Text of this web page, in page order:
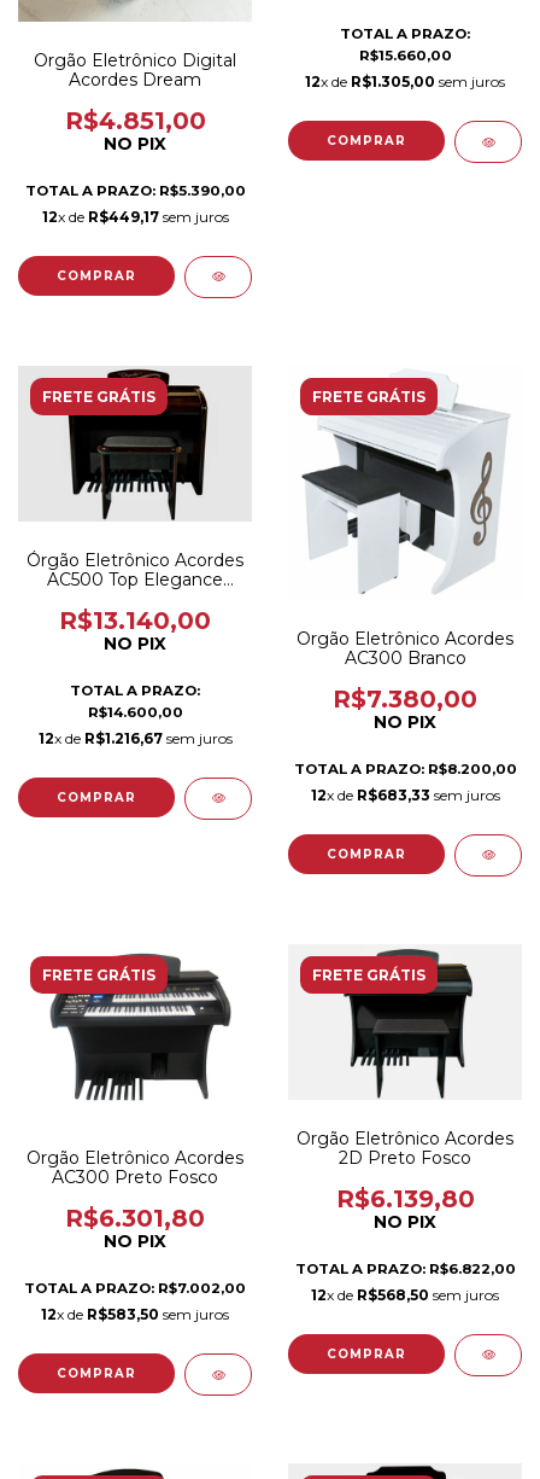
Orgão Eletrônico Digital
Acordes Dream
R$4.851,00
NO PIX
TOTAL A PRAZO: R$5.390,00
12x de R$449,17sem juros
TOTAL A PRAZO:
R$15.660,00
12x de R$1.305,00 sem juros
FRETE GRÁTIS
Órgão Eletrônico Acordes
AC500 Top Elegance
R$13.140,00
NO PIX
TOTAL A PRAZO:
R$14.600,00
12x de R$1.216,67sem juros
FRETE GRÁTIS
Orgão Eletrônico Acordes
AC300 Branco
R$7.380,00
NO PIX
TOTAL A PRAZO: R$8.200,00
12x de R$683,33 sem juros
FRETE GRÁTIS
Orgão Eletrônico Acordes
AC300 Preto Fosco
R$6.301,80
NO PIX
TOTAL A PRAZO: R$7.002,00
12x de R$583,50 sem juros
FRETE GRÁTIS
Orgão Eletrônico Acordes
2D Preto Fosco
R$6.139,80
NO PIX
TOTAL A PRAZO: R$6.822,00
12x de R$568,50 sem juros